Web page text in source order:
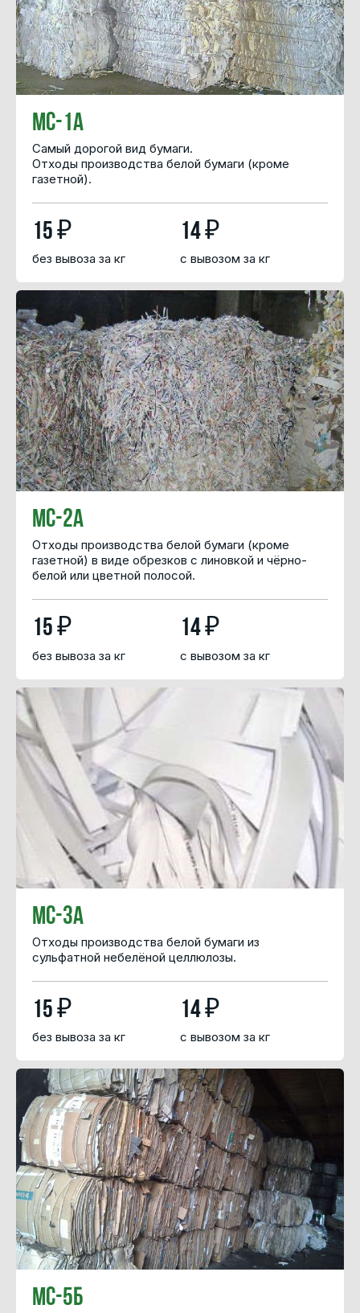
МС-1А
Самый дорогой вид бумаги.
Отходы производства белой бумаги (кроме
газетной).
15 ₽
без вывоза за кг
14 ₽
с вывозом за кг
МС-2А
Отходы производства белой бумаги (кроме
газетной) в виде обрезков с линовкой и чёрно-
белой или цветной полосой.
15 ₽
без вывоза за кг
14 ₽
с вывозом за кг
МС-3А
Отходы производства белой бумаги из
сульфатной небелёной целлюлозы.
15 ₽
без вывоза за кг
14 ₽
с вывозом за кг
МС-5Б